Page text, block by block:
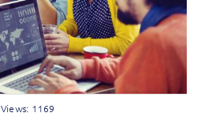
Views: 1169